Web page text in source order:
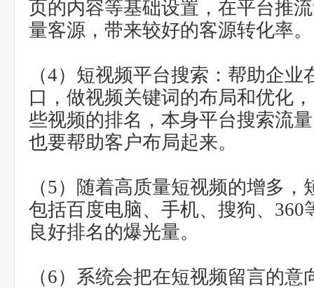
页的内容等基础设置，在平台推
量客源，带来较好的客源转化率。
（4）短视频平台搜索：帮助企
口，做视频关键词的布局和优化
些视频的排名，本身平台搜索流
也要帮助客户布局起来。
（5）随着高质量短视频的增多
包括百度电脑、手机、搜狗、360
良好排名的爆光量。
（6）系统会把在短视频留言的